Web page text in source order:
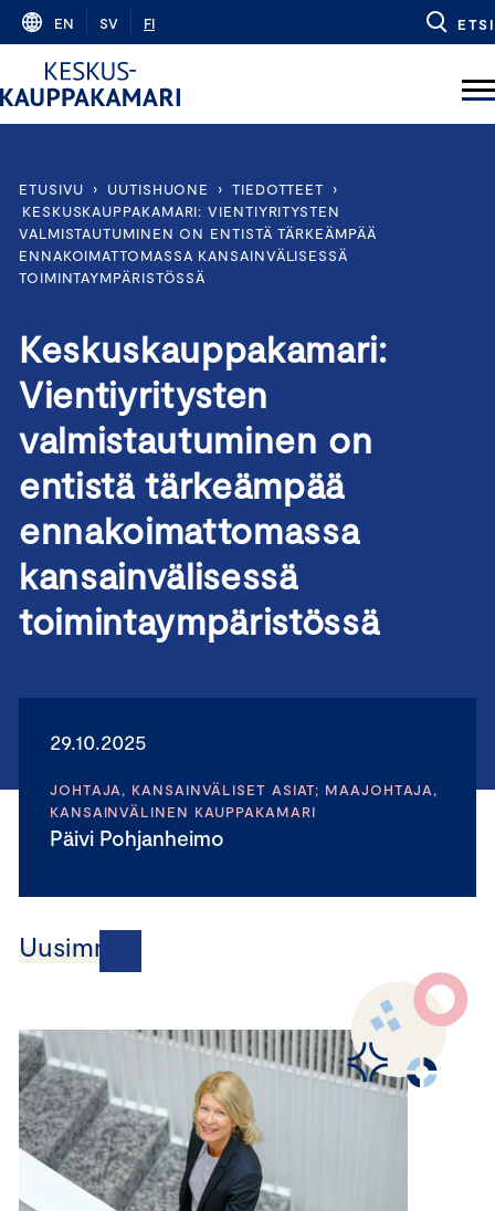
Skip
content
EN SV FI ETSI
ETUSIVU › UUTISHUONE › TIEDOTTEET
›
KESKUSKAUPPAKAMARI: VIENTIYRITYSTEN
VALMISTAUTUMINEN ON ENTISTÄ TÄRKEÄMPÄÄ
ENNAKOIMATTOMASSA KANSAINVÄLISESSÄ
TOIMINTAYMPÄRISTÖSSÄ
Keskuskauppakamari:
Vientiyritysten
valmistautuminen on
entistä tärkeämpää
ennakoimattomassa
kansainvälisessä
toimintaympäristössä
29.10.2025
JOHTAJA, KANSAINVÄLISET ASIAT; MAAJOHTAJA,
KANSAINVÄLINEN KAUPPAKAMARI
Päivi Pohjanheimo
Uusimmat